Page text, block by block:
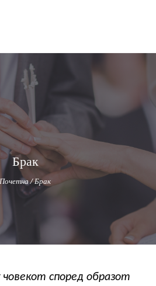
Брак
Почетна/Брак
човекот според образот